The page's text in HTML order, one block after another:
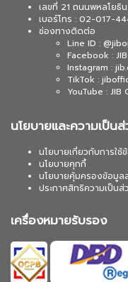
เลขที่ 21 ถนนพหลโยธิ
เบอร์โทร : 02-017-
ช่องทางติดต่อ
Line ID :
Facebook :
Instagram :
TikTok :
YouTube : JIB
นโยบายและความเป็น
นโยบายเกี่ยวกับการใ
นโยบายคุกกี้
นโยบายคุ้มครองข้อมูล
ประกาศสิทธิความเป็น
เครื่องหมายรับรอง